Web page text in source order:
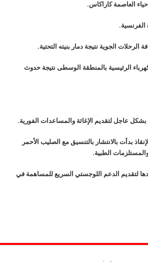
العاصمة كاراكاس.
الفرنسية.
الرحلات الجوية نتيجة دمار بنيته التحتية.
الرئيسية بالمنطقة الوسطى نتيجة حدوث
عاجل لتقديم الإغاثة والمساعدات الفورية.
بدأت بالانتشار بالتنسيق مع الصليب الأحمر
والمستلزمات الطبية.
لتقديم الدعم اللوجستي السريع للمساهمة في